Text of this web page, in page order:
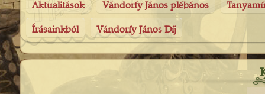
Aktualitások Vándorfy János plébános
Írásainkból Vándorfy János Díj